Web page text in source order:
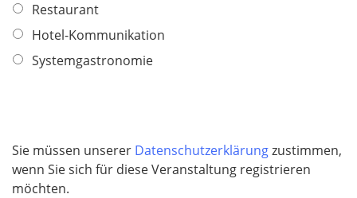
dc
h
Restaurant
Hotel-Kommunikation
Systemgastronomie
Sie müssen unserer Datenschutzerklärungzustimmen,
wenn Sie sich für diese Veranstaltung registrieren
möchten.